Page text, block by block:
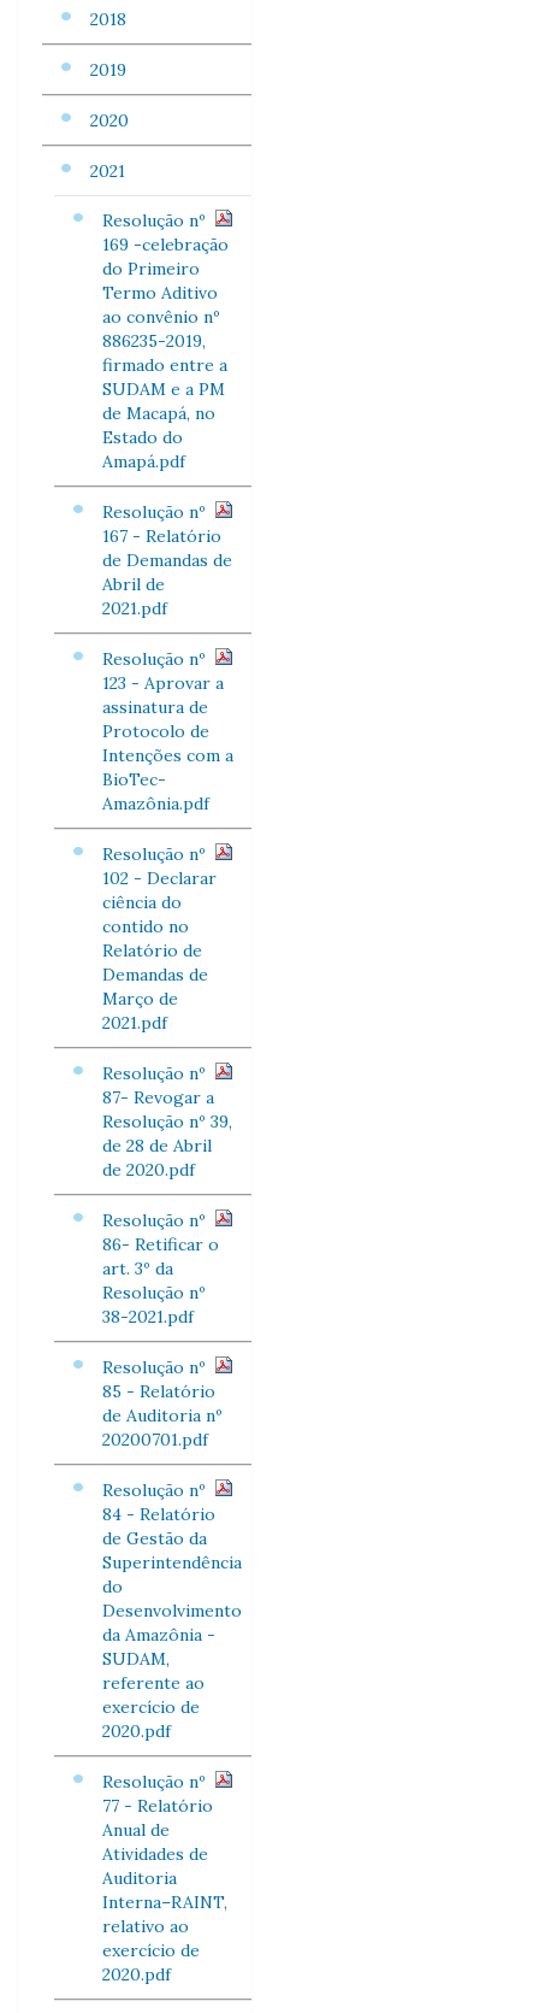
2018
2019
2020
2021
Resolução nº
169 -celebração
do Primeiro
Termo Aditivo
ao convênio nº
886235-2019,
firmado entre a
SUDAM e a PM
de Macapá, no
Estado do
Amapá.pdf
Resolução nº
167 - Relatório
de Demandas de
Abril de
2021.pdf
Resolução nº
123 - Aprovar a
assinatura de
Protocolo de
Intenções com a
BioTec-
Amazônia.pdf
Resolução nº
102 - Declarar
ciência do
contido no
Relatório de
Demandas de
Março de
2021.pdf
Resolução nº
87- Revogar a
Resolução nº 39,
de 28 de Abril
de 2020.pdf
Resolução nº
86- Retificar o
art. 3º da
Resolução nº
38-2021.pdf
Resolução nº
85 - Relatório
de Auditoria nº
20200701.pdf
Resolução nº
84 - Relatório
de Gestão da
Superintendência
do
Desenvolvimento
da Amazônia -
SUDAM,
referente ao
exercício de
2020.pdf
Resolução nº
77 - Relatório
Anual de
Atividades de
Auditoria
Interna–RAINT,
relativo ao
exercício de
2020.pdf